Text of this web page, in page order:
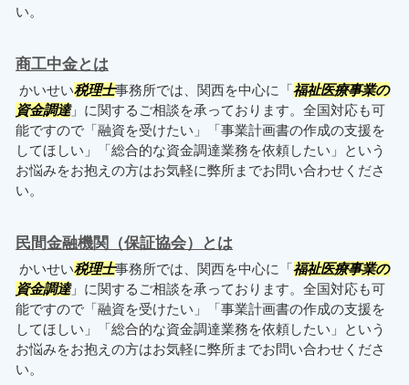
い。
商工中金とは
かいせい税理士事務所では、関西を中心に「福祉医療事業の
資金調達」に関するご相談を承っております。全国対応も可
能ですので「融資を受けたい」「事業計画書の作成の支援を
してほしい」「総合的な資金調達業務を依頼したい」という
お悩みをお抱えの方はお気軽に弊所までお問い合わせくださ
い。
民間金融機関（保証協会）とは
かいせい税理士事務所では、関西を中心に「福祉医療事業の
資金調達」に関するご相談を承っております。全国対応も可
能ですので「融資を受けたい」「事業計画書の作成の支援を
してほしい」「総合的な資金調達業務を依頼したい」という
お悩みをお抱えの方はお気軽に弊所までお問い合わせくださ
い。